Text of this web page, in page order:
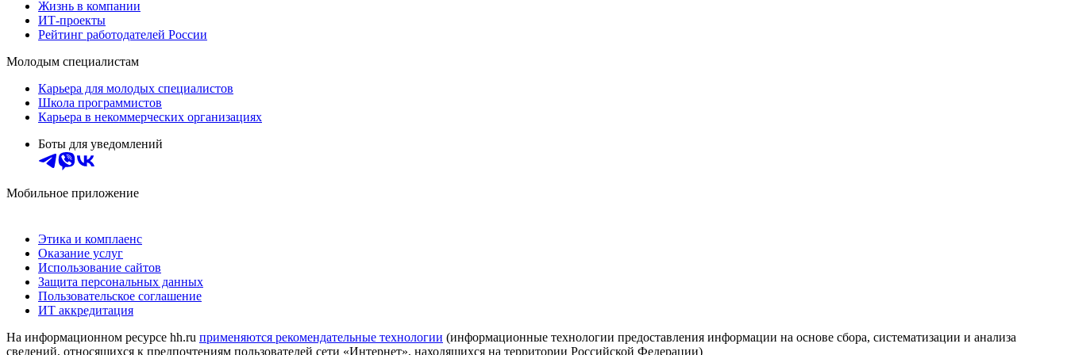
Жизнь в компании
ИТ-проекты
Рейтинг работодателей России
Молодым специалистам
Карьера для молодых специалистов
Школа программистов
Карьера в некоммерческих организациях
Боты для уведомлений
Мобильное приложение
Этика и комплаенс
Оказание услуг
Использование сайтов
Защита персональных данных
Пользовательское соглашение
ИТ аккредитация
На информационном ресурсе hh.ru применяются рекомендательные технологии (информационные технологии предоставления информации на основе сбора, систематизации и анализа
сведений, относящихся к предпочтениям пользователей сети «Интернет», находящихся на территории Российской Федерации)